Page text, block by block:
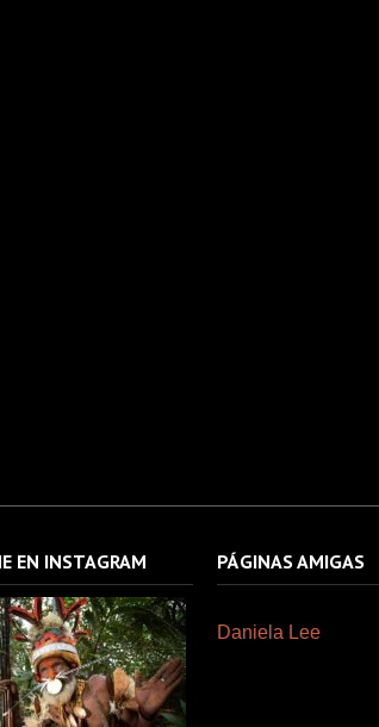
EN INSTAGRAM PÁGINAS AMIGAS
Daniela Lee